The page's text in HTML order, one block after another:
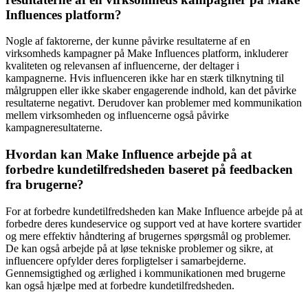
Influences platform?
Nogle af faktorerne, der kunne påvirke resultaterne af en
virksomheds kampagner på Make Influences platform, inkluderer
kvaliteten og relevansen af influencerne, der deltager i
kampagnerne. Hvis influenceren ikke har en stærk tilknytning til
målgruppen eller ikke skaber engagerende indhold, kan det påvirke
resultaterne negativt. Derudover kan problemer med kommunikation
mellem virksomheden og influencerne også påvirke
kampagneresultaterne.
Hvordan kan Make Influence arbejde på at
forbedre kundetilfredsheden baseret på feedbacken
fra brugerne?
For at forbedre kundetilfredsheden kan Make Influence arbejde på at
forbedre deres kundeservice og support ved at have kortere svartider
og mere effektiv håndtering af brugernes spørgsmål og problemer.
De kan også arbejde på at løse tekniske problemer og sikre, at
influencere opfylder deres forpligtelser i samarbejderne.
Gennemsigtighed og ærlighed i kommunikationen med brugerne
kan også hjælpe med at forbedre kundetilfredsheden.